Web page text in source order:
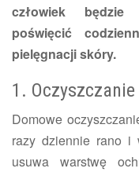
człowiek będzie
poświęcić
pielęgnacji skóry.
1.
Domowe
razy dziennie rano i
usuwa warstwę